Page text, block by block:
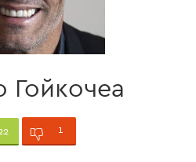
Гойкочеа
1